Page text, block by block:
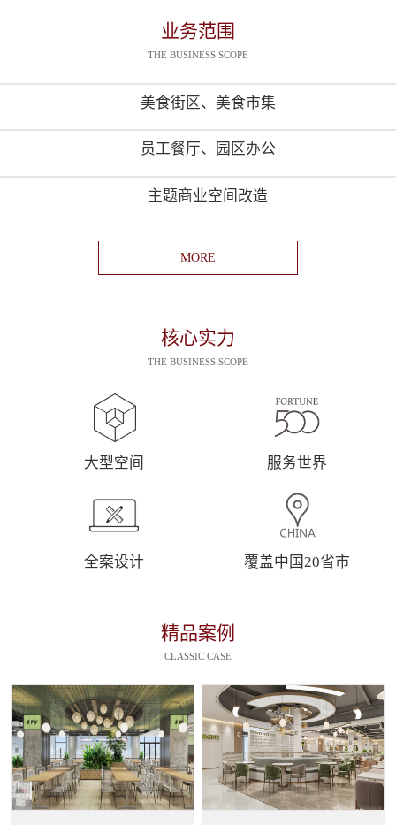
业务范围
THE BUSINESS SCOPE
美食街区、美食市集
员工餐厅、园区办公
主题商业空间改造
MORE
核心实力
THE BUSINESS SCOPE
大型空间 服务世界
全案设计 覆盖中国20省市
精品案例
CLASSIC CASE